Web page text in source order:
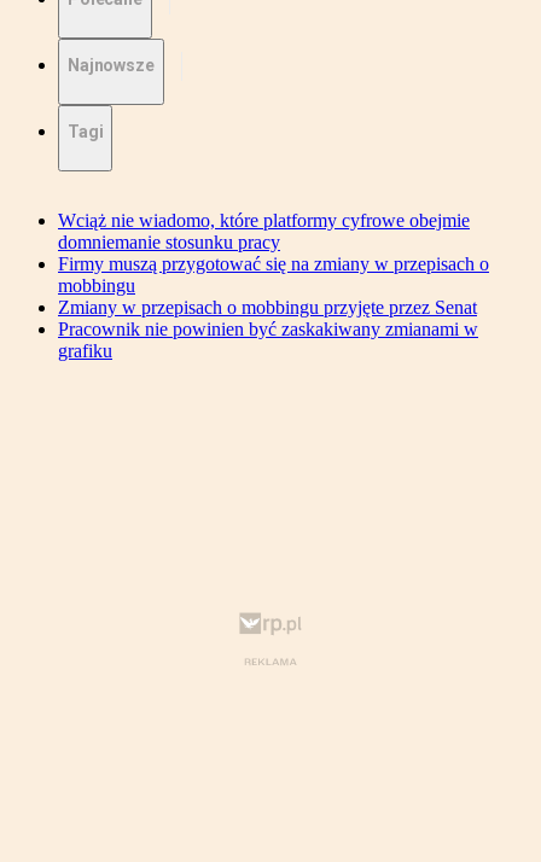
Najnowsze
Tagi
Wciąż nie wiadomo, które platformy cyfrowe obejmie
domniemanie stosunku pracy
Firmy muszą przygotować się na zmiany w przepisach o
mobbingu
Zmiany w przepisach o mobbingu przyjęte przez Senat
Pracownik nie powinien być zaskakiwany zmianami w
grafiku